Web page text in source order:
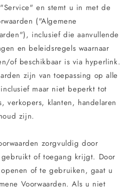
en stemt u in met de
("Algemene
inclusief die aanvullende
en beleidsregels waarnaar
of beschikbaar is via hyperlink.
zijn van toepassing op alle
maar niet beperkt tot
verkopers, klanten, handelaren
zijn.
zorgvuldig door
of toegang krijgt. Door
of te gebruiken, gaat u
Voorwaarden. Als u niet